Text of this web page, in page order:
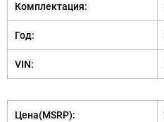
Комплектация:
Год:
VIN:
Цена(MSRP):